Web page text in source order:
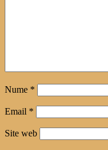
Nume *
Email *
Site web